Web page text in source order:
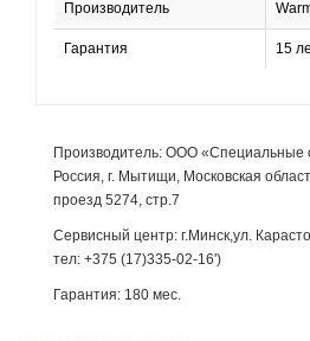
Производитель
Гарантия 15
Производитель: ООО «Специальные
Россия, г. Мытищи, Московская
проезд 5274, стр.7
Сервисный центр: г.Минск,ул.
тел: +375 (17)335-02-16')
Гарантия: 180 мес.